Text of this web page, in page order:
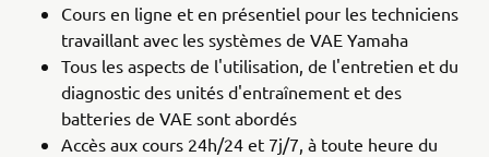
Cours en ligne et en présentiel pour les techniciens
travaillant avec les systèmes de VAE Yamaha
Tous les aspects de l'utilisation, de l'entretien et du
diagnostic des unités d'entraînement et des
batteries de VAE sont abordés
Accès aux cours 24h/24 et 7j/7, à toute heure du